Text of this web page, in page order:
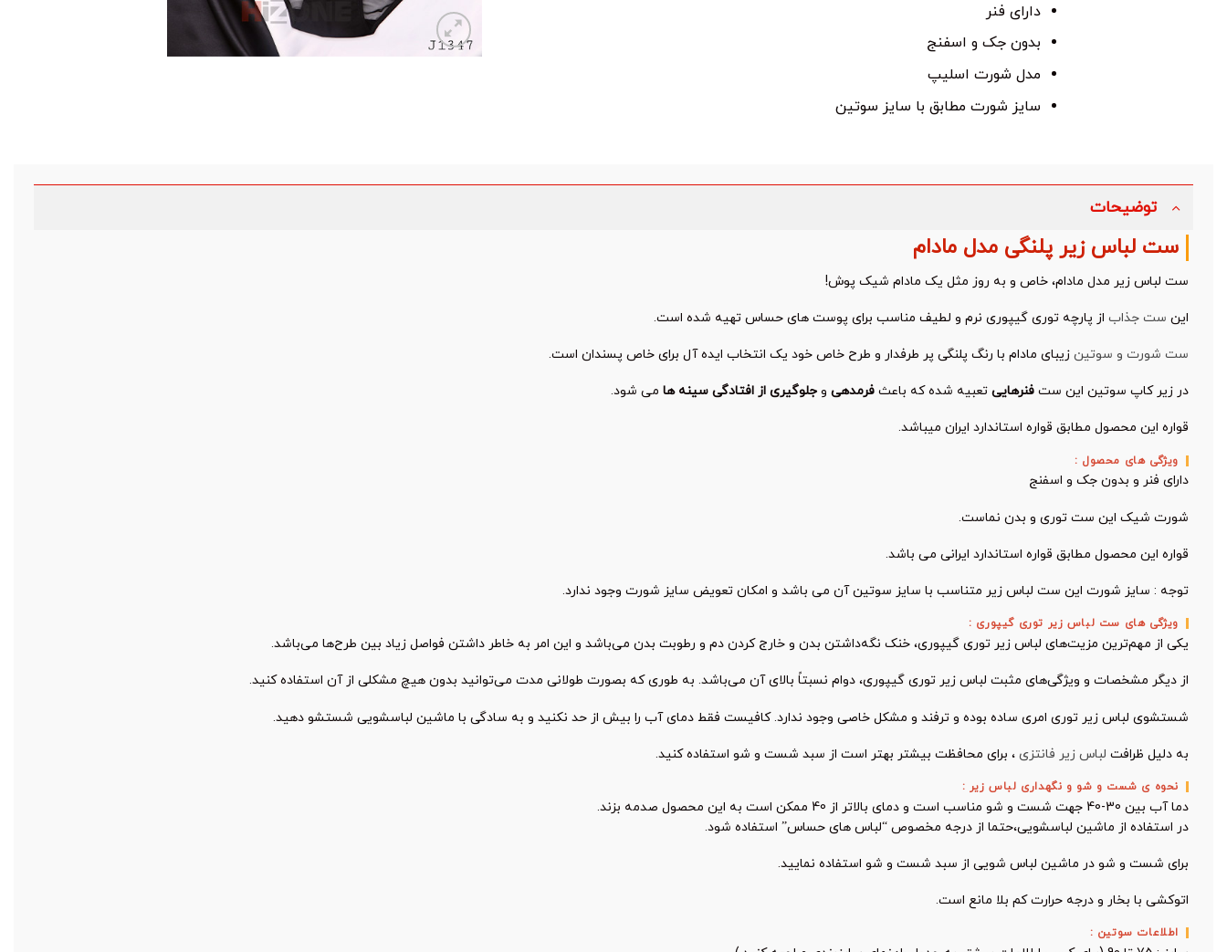
دارای فنر
بدون جک و اسفنج
مدل شورت اسلیپ
سایز شورت مطابق با سایز سوتین
توضیحات
ست لباس زیر پلنگی مدل مادام
ست لباس زیر مدل مادام، خاص و به روز مثل یک مادام شیک پوش!
این ست جذاب از پارچه توری گیپوری نرم و لطیف مناسب برای پوست های حساس تهیه شده است.
ست شورت و سوتین زیبای مادام با رنگ پلنگی پر طرفدار و طرح خاص خود یک انتخاب ایده آل برای خاص پسندان است.
در زیر کاپ سوتین این ست فنرهایی تعبیه شده که باعث فرمدهی و جلوگیری از افتادگی سینه ها می شود.
قواره این محصول مطابق قواره استاندارد ایران میباشد.
ویژگی های محصول :
دارای فنر و بدون جک و اسفنج
شورت شیک این ست توری و بدن نماست.
قواره این محصول مطابق قواره استاندارد ایرانی می باشد.
توجه : سایز شورت این ست لباس زیر متناسب با سایز سوتین آن می باشد و امکان تعویض سایز شورت وجود ندارد.
ویژگی های ست لباس زیر توری گیپوری :
یکی از مهم‌ترین مزیت‌های لباس زیر توری گیپوری، خنک نگه‌داشتن بدن و خارج کردن دم و رطوبت بدن می‌باشد و این امر به خاطر داشتن فواصل زیاد بین طرح‌ها می‌باشد.
از دیگر مشخصات و ویژگی‌های مثبت لباس زیر توری گیپوری، دوام نسبتاً بالای آن می‌باشد. به طوری که بصورت طولانی مدت می‌توانید بدون هیچ مشکلی از آن استفاده کنید.
شستشوی لباس زیر توری امری ساده بوده و ترفند و مشکل خاصی وجود ندارد. کافیست فقط دمای آب را بیش‌ از حد نکنید و به سادگی با ماشین لباسشویی شستشو دهید.
به دلیل ظرافت لباس زیر فانتزی ، برای محافظت بیشتر بهتر است از سبد شست و شو استفاده کنید.
نحوه ی شست و شو و نگهداری لباس زیر :
دما آب بین 30-40 جهت شست و شو مناسب است و دمای بالاتر از 40 ممکن است به این محصول صدمه بزند.
در استفاده از ماشین لباسشویی،حتما از درجه مخصوص “لباس های حساس” استفاده شود.
برای شست و شو در ماشین لباس شویی از سبد شست و شو استفاده نمایید.
اتوکشی با بخار و درجه حرارت کم بلا مانع است.
اطلاعات سوتین :